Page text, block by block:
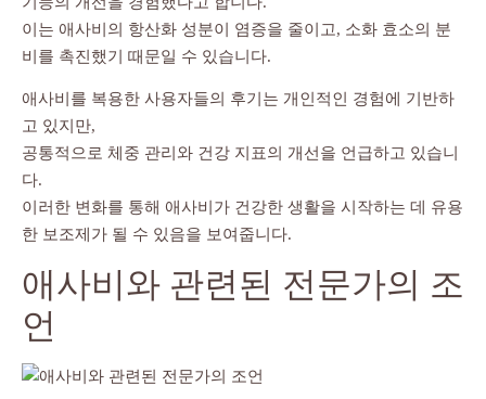
이는 애사비의 항산화 성분이 염증을 줄이고, 소화 효소의 분
비를 촉진했기 때문일 수 있습니다.
애사비를 복용한 사용자들의 후기는 개인적인 경험에 기반하
고 있지만,
공통적으로 체중 관리와 건강 지표의 개선을 언급하고 있습니
다.
이러한 변화를 통해 애사비가 건강한 생활을 시작하는 데 유용
한 보조제가 될 수 있음을 보여줍니다.
애사비와 관련된 전문가의 조
언